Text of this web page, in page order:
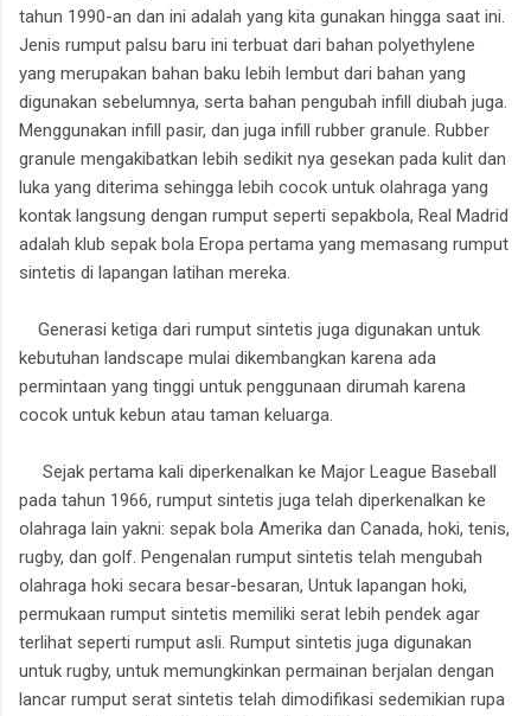
tahun 1990-an dan ini adalah yang kita gunakan hingga saat ini.
Jenis rumput palsu baru ini terbuat dari bahan polyethylene
yang merupakan bahan baku lebih lembut dari bahan yang
digunakan sebelumnya, serta bahan pengubah infill diubah juga.
Menggunakan infill pasir, dan juga infill rubber granule. Rubber
granule mengakibatkan lebih sedikit nya gesekan pada kulit dan
luka yang diterima sehingga lebih cocok untuk olahraga yang
kontak langsung dengan rumput seperti sepakbola, Real Madrid
adalah klub sepak bola Eropa pertama yang memasang rumput
sintetis di lapangan latihan mereka.
Generasi ketiga dari rumput sintetis juga digunakan untuk
kebutuhan landscape mulai dikembangkan karena ada
permintaan yang tinggi untuk penggunaan dirumah karena
cocok untuk kebun atau taman keluarga.
Sejak pertama kali diperkenalkan ke Major League Baseball
pada tahun 1966, rumput sintetis juga telah diperkenalkan ke
olahraga lain yakni: sepak bola Amerika dan Canada, hoki, tenis,
rugby, dan golf. Pengenalan rumput sintetis telah mengubah
olahraga hoki secara besar-besaran, Untuk lapangan hoki,
permukaan rumput sintetis memiliki serat lebih pendek agar
terlihat seperti rumput asli. Rumput sintetis juga digunakan
untuk rugby, untuk memungkinkan permainan berjalan dengan
lancar rumput serat sintetis telah dimodifikasi sedemikian rupa